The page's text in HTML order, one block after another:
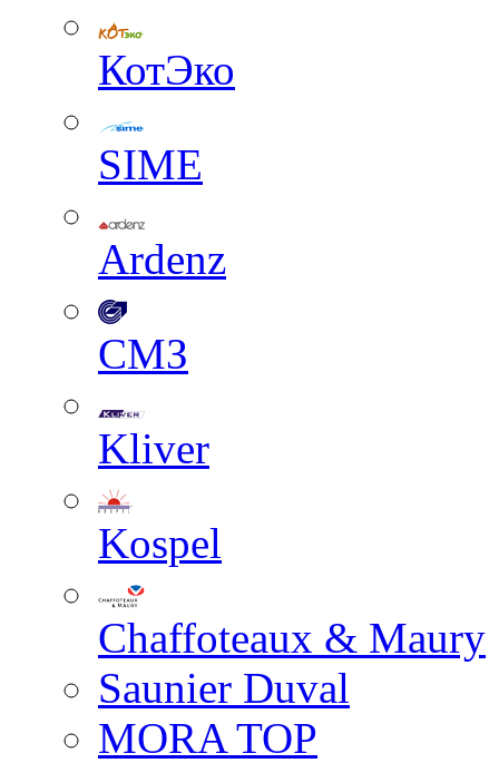
КотЭко
SIME
Ardenz
СМЗ
Kliver
Kospel
Chaffoteaux & Maury
Saunier Duval
MORA TOP